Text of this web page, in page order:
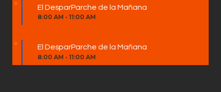
El DesparParche de la Mañana
8:00 AM - 11:00 AM
El DesparParche de la Mañana
8:00 AM - 11:00 AM